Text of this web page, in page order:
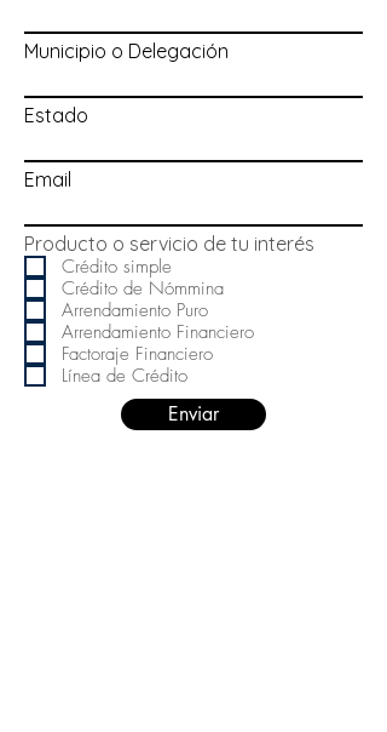
Municipio o Delegación
Estado
Email
Producto o servicio de tu interés
Crédito simple
Crédito de Nómmina
Arrendamiento Puro
Arrendamiento Financiero
Factoraje Financiero
Línea de Crédito
Enviar